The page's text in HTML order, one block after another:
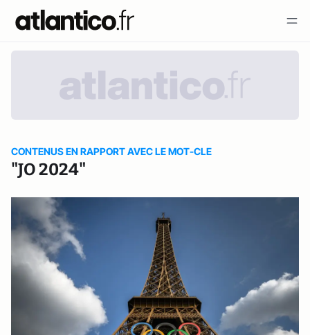
CONTENUS EN RAPPORT AVEC LE MOT-CLE
"JO 2024"